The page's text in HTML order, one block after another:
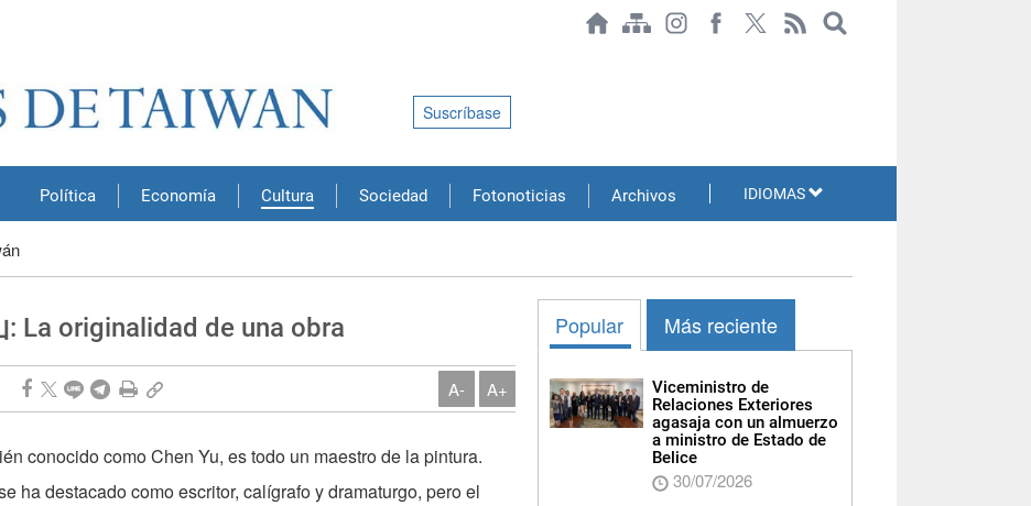
Política Economía Cultura Sociedad Fotonoticias Archivos
Suscríbase
IDIOMAS
: La originalidad de una obra
A- A+
conocido como Chen Yu, es todo un maestro de la pintura.
ha destacado como escritor, calígrafo y dramaturgo, pero el
Popular Más reciente
Viceministro de
Relaciones Exteriores
agasaja con un almuerzo
a ministro de Estado de
Belice
30/07/2026